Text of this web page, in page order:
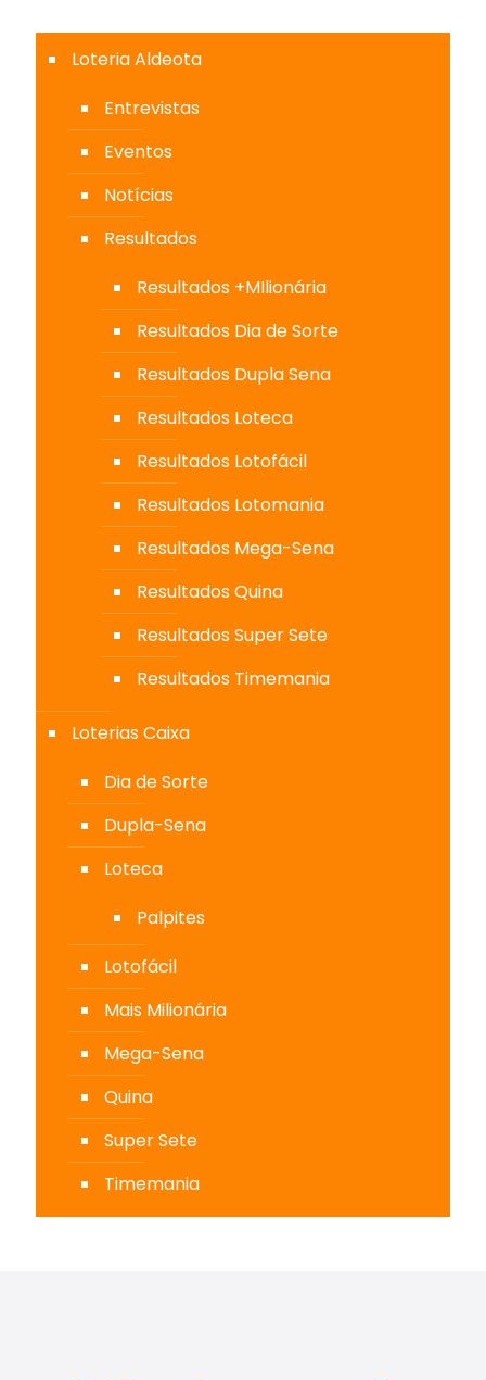
Loteria Aldeota
Entrevistas
Eventos
Notícias
Resultados
Resultados +MIlionária
Resultados Dia de Sorte
Resultados Dupla Sena
Resultados Loteca
Resultados Lotofácil
Resultados Lotomania
Resultados Mega-Sena
Resultados Quina
Resultados Super Sete
Resultados Timemania
Loterias Caixa
Dia de Sorte
Dupla-Sena
Loteca
Palpites
Lotofácil
Mais Milionária
Mega-Sena
Quina
Super Sete
Timemania